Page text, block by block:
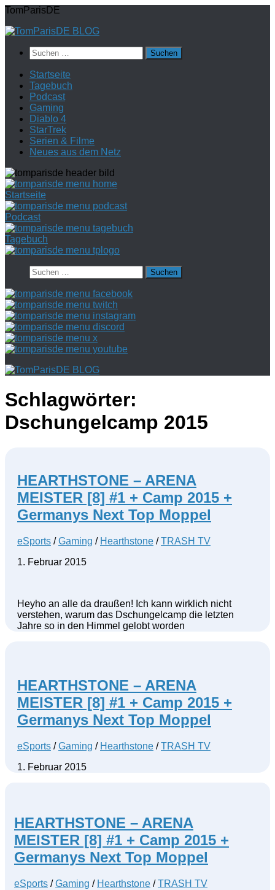
Zum
springen
TomParisDE
Suchen
nach:
Startseite
Tagebuch
Podcast
Gaming
Diablo 4
StarTrek
Serien & Filme
Neues aus dem Netz
Startseite
Podcast
Tagebuch
Suchen
nach:
Schlagwörter:
Dschungelcamp 2015
HEARTHSTONE – ARENA
MEISTER [8] #1 + Camp 2015 +
Germanys Next Top Moppel
eSports /Gaming / Hearthstone /TRASH TV
1. Februar 2015
Heyho an alle da draußen! Ich kann wirklich nicht
verstehen, warum das Dschungelcamp die letzten
Jahre so in den Himmel gelobt worden
HEARTHSTONE – ARENA
MEISTER [8] #1 + Camp 2015 +
Germanys Next Top Moppel
eSports /Gaming / Hearthstone /TRASH TV
1. Februar 2015
HEARTHSTONE – ARENA
MEISTER [8] #1 + Camp 2015 +
Germanys Next Top Moppel
eSports /Gaming / Hearthstone /TRASH TV